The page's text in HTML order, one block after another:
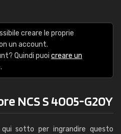
creare le proprie
un account.
Quindi puoi creare un
NCS S 4005-G20Y
sotto per ingrandire questo